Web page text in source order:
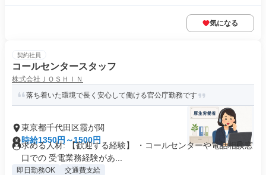
気になる
契約社員
コールセンタースタッフ
株式会社ＪＯＳＨＩＮ
落ち着いた環境で長く安心して働ける官公庁勤務です
東京都千代田区霞が関
時給1350円～1500円
求める人材: 【歓迎する経験】 ・コールセンターや電話相談窓
口での 受電業務経験があ...
即日勤務OK 交通費支給